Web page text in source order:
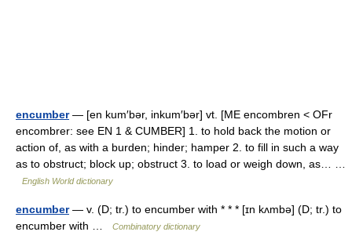
encumber— [en kum′bər, inkum′bər] vt. [ME encombren < OFr
encombrer: see EN 1 & CUMBER] 1. to hold back the motion or
action of, as with a burden; hinder; hamper 2. to fill in such a way
as to obstruct; block up; obstruct 3. to load or weigh down, as… …
English World dictionary
encumber— v. (D; tr.) to encumber with * * * [ɪn kʌmbə] (D; tr.) to
encumber with …
Combinatory dictionary